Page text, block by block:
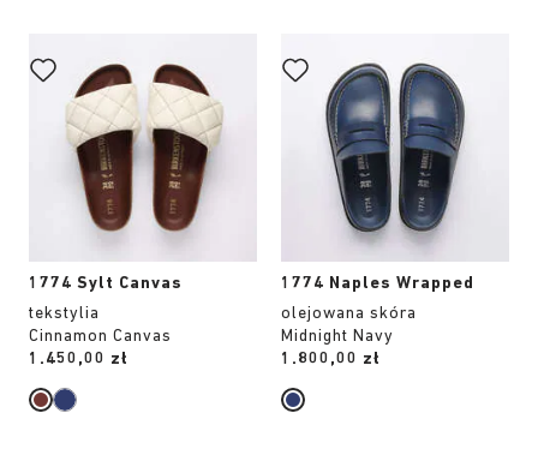
1774 Sylt Canvas
tekstylia
Cinnamon Canvas
Price:
1.450,00 zł
koloru
spowoduje
zmianę
zdjęcia
produktu
1774 Naples Wrapped
olejowana skóra
Midnight Navy
Price:
1.800,00 zł
koloru
spowoduje
zmianę
zdjęcia
produktu